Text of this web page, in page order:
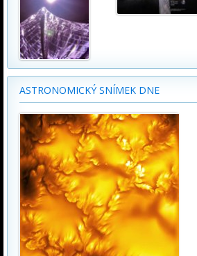
ASTRONOMICKÝ SNÍMEK DNE